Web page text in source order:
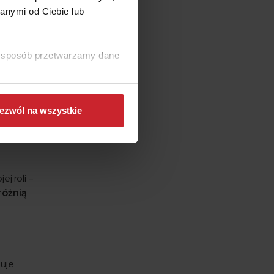
od Ciebie lub
przetwarzamy dane
na wszystkie
od
tę
roli –